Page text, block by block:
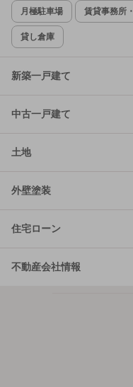
月極駐車場 賃貸事務所
貸し倉庫
新築一戸建て
中古一戸建て
土地
外壁塗装
住宅ローン
不動産会社情報